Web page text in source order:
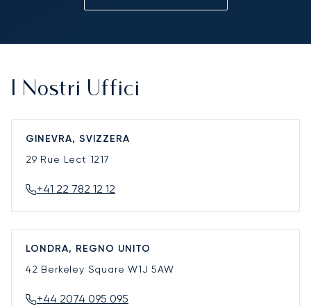
I Nostri Uffici
GINEVRA, SVIZZERA
29 Rue Lect 1217
+41 22 782 12 12
LONDRA, REGNO UNITO
42 Berkeley SquareW1J 5AW
+44 2074 095 095